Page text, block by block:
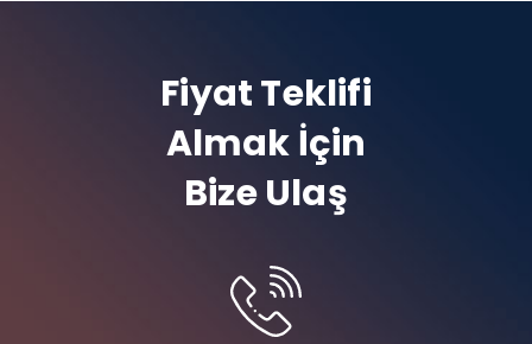
Fiyat Teklifi
Almak İçin
Bize Ulaş